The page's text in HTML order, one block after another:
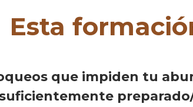
Esta
que impiden tu